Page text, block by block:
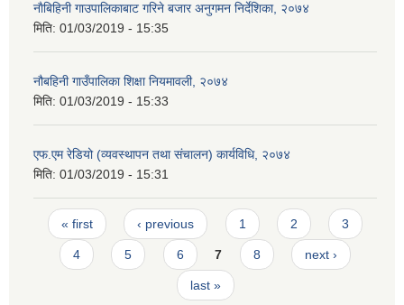
नाैबिहिनी गाउपालिकाबाट गरिने बजार अनुगमन निर्देशिका, २०७४
मिति: 01/03/2019 - 15:35
नौबहिनी गाउँपालिका शिक्षा नियमावली, २०७४
मिति: 01/03/2019 - 15:33
एफ.एम रेडियो (व्यवस्थापन तथा संचालन) कार्यविधि, २०७४
मिति: 01/03/2019 - 15:31
Pages
« first ‹ previous 1 2 3
4 5 6 7 8 next ›
last »